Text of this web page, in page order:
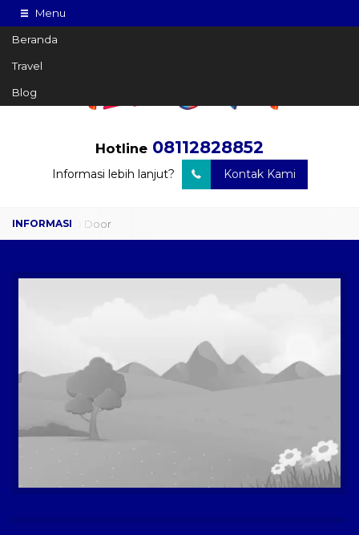
Menu
Beranda
Travel
Blog
Hotline 08112828852
Informasi lebih lanjut? Kontak Kami
Travel Door to Door
Paket Kilat
Pengiriman Barang